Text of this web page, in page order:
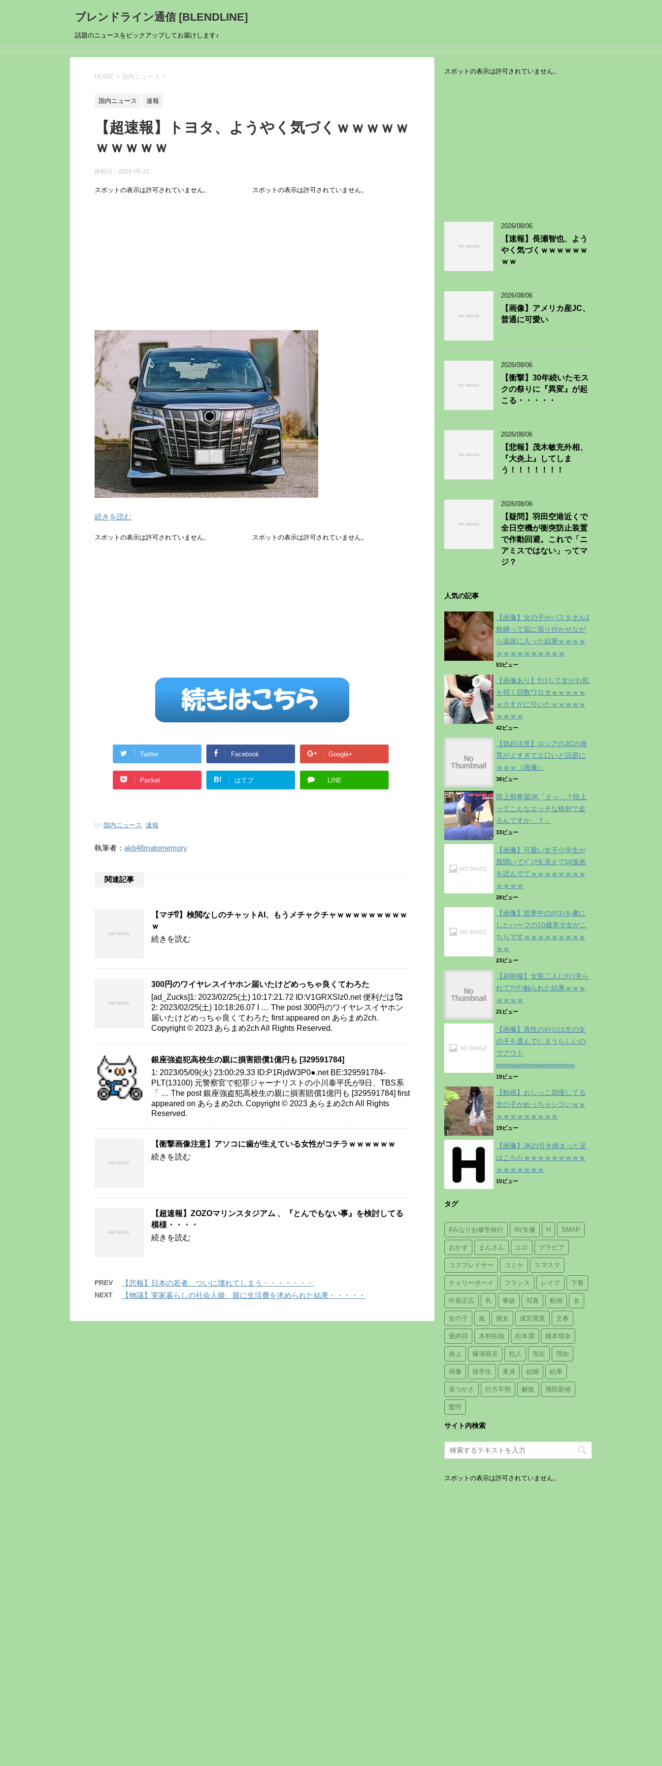
ブレンドライン通信 [BLENDLINE]
話題のニュースをピックアップしてお届けします♪
HOME > 国内ニュース >
国内ニュース 速報
【超速報】トヨタ、ようやく気づくｗｗｗｗｗ
ｗｗｗｗｗ
投稿日： 2026-05-22
続きを読む
Twitter Facebook Google+
Pocket B! はてブ LINE
-国内ニュース, 速報
執筆者： akb48matomemory
関連記事
【マヂ⁉】検閲なしのチャットAI、もうメチャクチャｗｗｗｗｗｗｗｗｗ
ｗ
続きを読む
300円のワイヤレスイヤホン届いたけどめっちゃ良くてわろた
[ad_Zucks]1: 2023/02/25(土) 10:17:21.72 ID:V1GRXSlz0.net 便利だは🥰
2: 2023/02/25(土) 10:18:26.07 I … The post 300円のワイヤレスイヤホン
届いたけどめっちゃ良くてわろた first appeared on あらまめ2ch.
Copyright © 2023 あらまめ2ch All Rights Reserved.
銀座強盗犯高校生の親に損害賠償1億円も [329591784]
1: 2023/05/09(火) 23:00:29.33 ID:P1RjdW3P0●.net BE:329591784-
PLT(13100) 元警察官で犯罪ジャーナリストの小川泰平氏が9日、TBS系
「 … The post 銀座強盗犯高校生の親に損害賠償1億円も [329591784] first
appeared on あらまめ2ch. Copyright © 2023 あらまめ2ch All Rights
Reserved.
【衝撃画像注意】アソコに歯が生えている女性がコチラｗｗｗｗｗｗ
続きを読む
【超速報】ZOZOマリンスタジアム 、『とんでもない事』を検討してる
模様・・・・
続きを読む
PREV 【悲報】日本の若者、ついに壊れてしまう・・・・・・・
NEXT 【物議】実家暮らしの社会人娘、親に生活費を求められた結果・・・・・
2026/08/06
【速報】長瀬智也、よう
やく気づくｗｗｗｗｗｗ
ｗｗ
2026/08/06
【画像】アメリカ産JC、
普通に可愛い
2026/08/06
【衝撃】30年続いたモス
クの祭りに『異変』が起
こる・・・・・
2026/08/06
【悲報】茂木敏充外相、
『大炎上』してしま
う！！！！！！！
2026/08/06
【疑問】羽田空港近くで
全日空機が衝突防止装置
で作動回避。これで「ニ
アミスではない」ってマ
ジ？
人気の記事
【画像】女の子がバスタオル1
枚纏って肌に張り付かせなが
ら温泉に入った結果ｗｗｗｗ
ｗｗｗｗｗｗｗｗｗｗ
53ビュー
【画像あり】ｳﾝｺして女がお尻
を拭く回数ワロタｗｗｗｗｗ
ｗさすがに引いたｗｗｗｗｗ
ｗｗｗｗ
42ビュー
【勃起注意】ロシアのJCの発
育がよすぎてエ口いと話題に
ｗｗｗ（画像）
38ビュー
陸上部希望JK「えっ…？陸上
ってこんなエッチな格好で走
るんですか…？」
33ビュー
【画像】可愛い女子小学生が
股開いてﾊﾟﾝﾂ丸見えでｴﾛ漫画
を読んでてｗｗｗｗｗｗｗｗ
ｗｗｗｗ
28ビュー
【画像】世界中のﾛﾘｺﾝを虜に
したハーフの10歳美少女がこ
ちらですｗｗｗｗｗｗｗｗｗ
ｗｗ
23ビュー
【超朗報】女医二人にﾁﾝｺ見ら
れてﾂﾝﾂﾝ触られた結果ｗｗｗ
ｗｗｗｗ
21ビュー
【画像】真性のﾛﾘｺﾝは左の女
の子を選んでしまうらしいの
でアウト
wwwwwwwwwwwwwwww
19ビュー
【動画】おしっこ我慢してる
女の子がめっちゃシコいｗｗ
ｗｗｗｗｗｗｗｗｗ
19ビュー
【画像】JKの引き締まった足
はこちらｗｗｗｗｗｗｗｗｗ
ｗｗｗｗｗｗｗ
15ビュー
タグ
#みなりお修学旅行 AV女優 H SMAP
おかず まんさん エロ グラビア
コスプレイヤー コミケ スマスマ
チェリーボーイ フランス レイプ 下着
中居正広 乳 事故 写真 動画 女
女の子 嵐 彼女 成宮寛貴 文春
最終回 木村拓哉 松本潤 橋本環奈
炎上 爆弾発言 犯人 現在 理由
画像 留学生 童貞 結婚 結果
葵つかさ 行方不明 解散 飛田新地
驚愕
サイト内検索